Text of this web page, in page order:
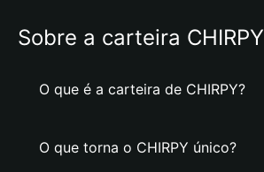
Sobre a carteira CHIRPY
O que é a carteira de CHIRPY?
O que torna o CHIRPY único?